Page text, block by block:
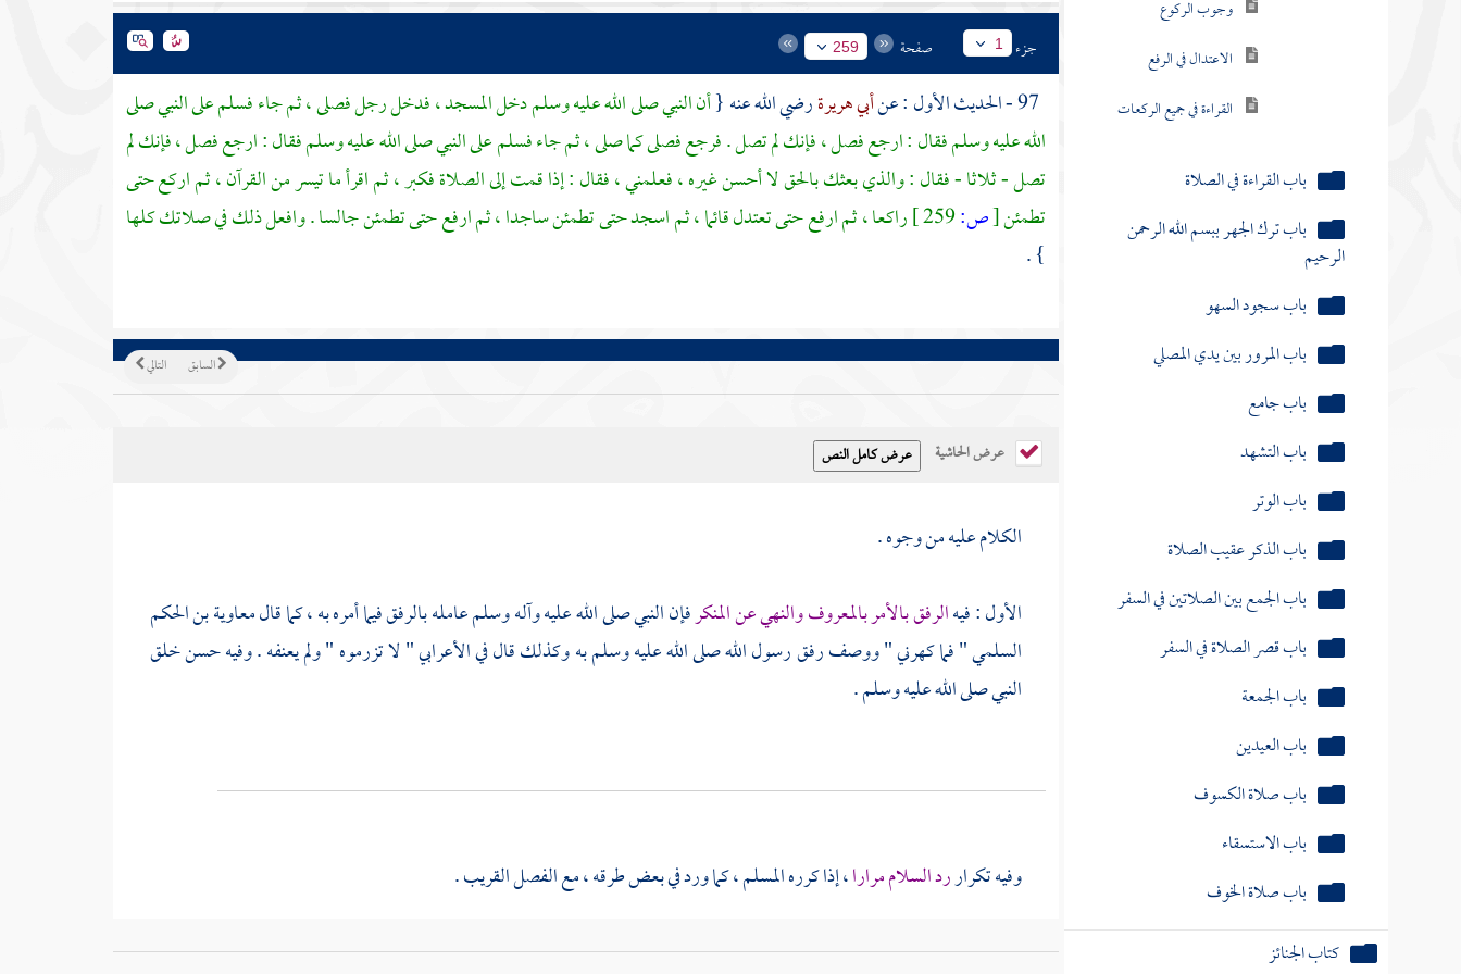
الاعتدال في الرفع
القراءة في جميع الركعات
باب القراءة في الصلاة
باب ترك الجهر ببسم الله الرحمن
باب سجود السهو
باب المرور بين يدي المصلي
باب جامع
باب التشهد
باب الوتر
باب الذكر عقيب الصلاة
باب الجمع بين الصلاتين في السفر
باب قصر الصلاة في السفر
باب الجمعة
باب العيدين
باب صلاة الكسوف
باب الاستسقاء
باب صلاة الخوف
كتاب الجنائز
كتاب الزكاة
جزء 1 صفحة 259
أبي هريرةرضي الله عنه {أن النبي صلى الله عليه وسلم دخل المسجد ، فدخل رجل فصلى ، ثم جاء فسلم على النبي صلى
الله عليه وسلم فقال : ارجع فصل ، فإنك لم تصل . فرجع فصلى كما صلى ، ثم جاء فسلم على النبي صلى الله عليه وسلم فقال : ارجع فصل ، فإنك لم
تصل - ثلاثا - فقال : والذي بعثك بالحق لا أحسن غيره ، فعلمني ، فقال : إذا قمت إلى الصلاة فكبر ، ثم اقرأ ما تيسر من القرآن ، ثم اركع حتى
تطمئن[ص:
راكعا ، ثم ارفع حتى تعتدل قائما ، ثم اسجد حتى تطمئن ساجدا ، ثم ارفع حتى تطمئن جالسا . وافعل ذلك في صلاتك كلها
} .
التالي السابق
عرض الحاشية
الكلام عليه من وجوه .
الأول : فيهالرفق بالأمر بالمعروف والنهي عن المنكرفإن النبي صلى الله عليه وآله وسلم عامله بالرفق فيما أمره به ، كما قالمعاوية بن الحكم
السلمي" فما كهرني " ووصف رفق رسول الله صلى الله عليه وسلم به وكذلك قال في الأعرابي " لا تزرموه " ولم يعنفه . وفيه حسن خلق
النبي صلى الله عليه وسلم .
وفيه تكراررد السلام مرارا، إذا كرره المسلم ، كما ورد في بعض طرقه ، مع الفصل القريب .